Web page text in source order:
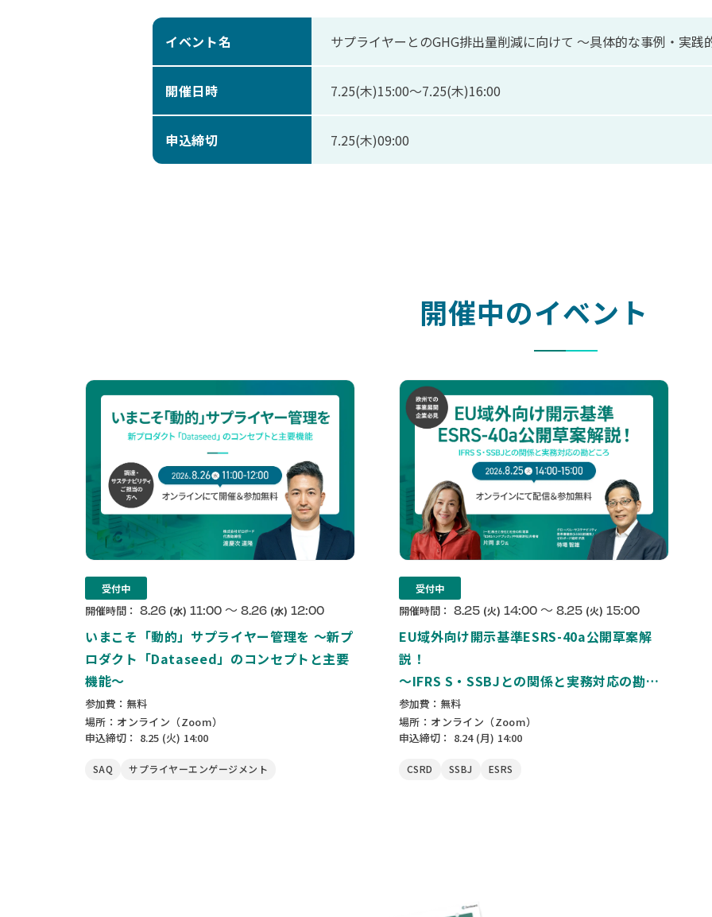
イベント名 サプライヤーとのGHG排出量削減に向けて 〜具体的な事例・実践
開催日時 7.25(木)15:00〜7.25(木)16:00
申込締切 7.25(木)09:00
開催中のイベント
受付中
開催時間： 8.26 (水) 11:00 〜 8.26 (水) 12:00
いまこそ「動的」サプライヤー管理を 〜新プ
ロダクト「Dataseed」のコンセプトと主要
機能〜
参加費：無料
場所：オンライン（Zoom）
申込締切： 8.25 (火) 14:00
SAQ サプライヤーエンゲージメント
受付中
開催時間： 8.25 (火) 14:00 〜 8.25 (火) 15:00
EU域外向け開示基準ESRS-40a公開草案解
説！
〜IFRS S・SSBJとの関係と実務対応の勘ど
ころ〜
参加費：無料
場所：オンライン（Zoom）
申込締切： 8.24 (月) 14:00
CSRD SSBJ ESRS